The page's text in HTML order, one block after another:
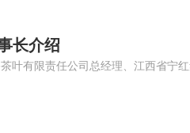
长介绍
叶有限责任公司总经理、江西省宁